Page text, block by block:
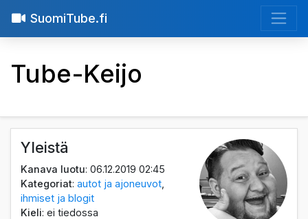
SuomiTube.fi
Tube-Keijo
Yleistä
Kanava luotu: 06.12.2019 02:45
Kategoriat:autot ja ajoneuvot
ihmiset ja blogit
Kieli: ei tiedossa